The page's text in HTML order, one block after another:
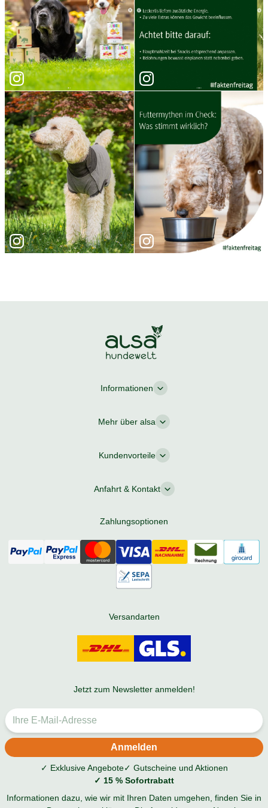
Informationen
Mehr über alsa
Kundenvorteile
Anfahrt & Kontakt
Zahlungsoptionen
Versandarten
Jetzt zum Newsletter anmelden!
✓ Exklusive Angebote✓ Gutscheine und Aktionen
✓ 15 % Sofortrabatt
Informationen dazu, wie wir mit Ihren Daten umgehen, finden Sie in